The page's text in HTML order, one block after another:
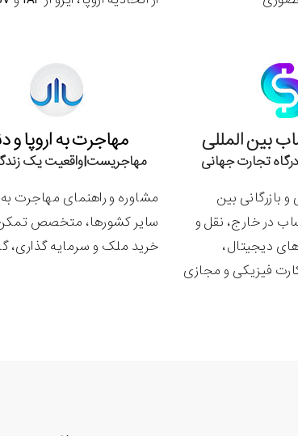
مهاجرت به اروپا و
مهاجریست|واقعیت یک
مشاوره و راهنمای مهاجرت به
سایر کشورها، متخصص
خرید ملک و سرمایه گذاری،
بین المللی
تجارت جهانی
بازرگانی بین
در خارج، نقل و
های دیجیتال،
فیزیکی و مجازی